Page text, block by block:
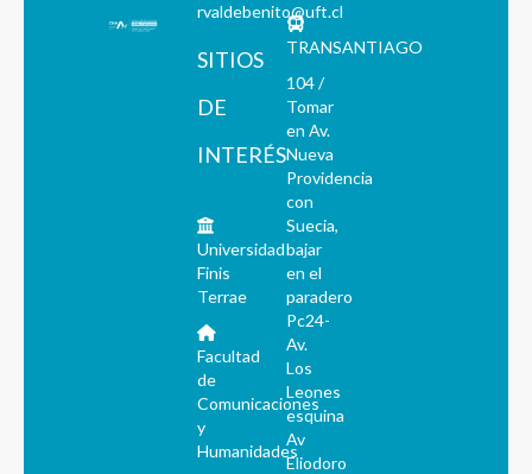
rvaldebenito@uft.cl
SITIOS
DE
INTERÉS
Universidad
Finis
Terrae
Facultad
de
Comunicaciones
y
Humanidades
TRANSANTIAGO
104 /
Tomar
en Av.
Nueva
Providencia
con
Suecia,
bajar
en el
paradero
Pc24-
Av.
Los
Leones
esquina
Av
Eliodoro